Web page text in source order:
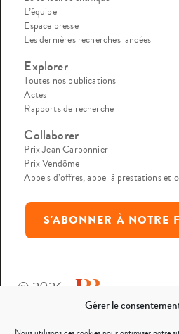
Gérer le
L’équipe
Espace presse
Les dernières recherches lancées
Explorer
Toutes nos publications
Actes
Rapports de recherche
Collaborer
Prix Jean Carbonnier
Prix Vendôme
Appels d’offres, appel à prestations et
S'ABONNER À NOTRE
© 2026